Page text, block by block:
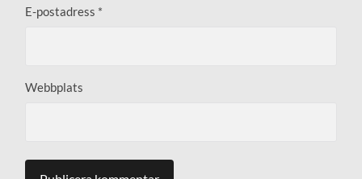
E-postadress *
Webbplats